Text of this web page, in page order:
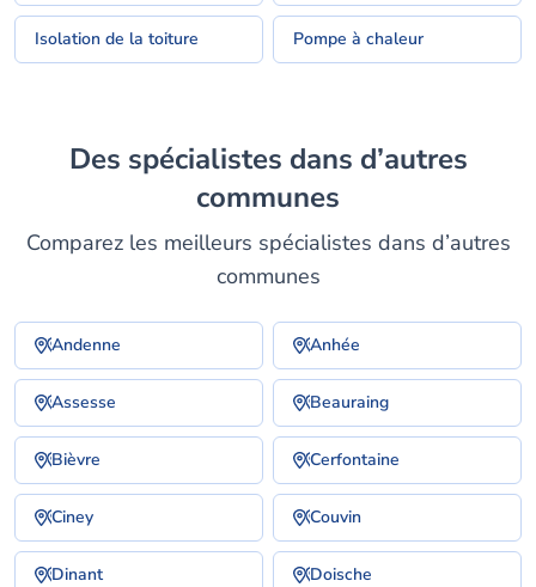
Isolation de la toiture Pompe à chaleur
Des spécialistes dans d’autres
communes
Comparez les meilleurs spécialistes dans d’autres
communes
Andenne Anhée
Assesse Beauraing
Bièvre Cerfontaine
Ciney Couvin
Dinant Doische